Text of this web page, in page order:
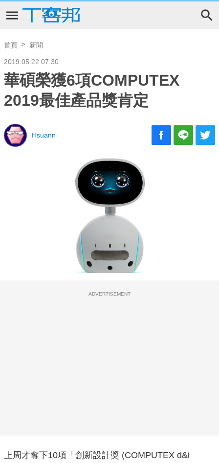
首頁 新聞
2019.05.22 07:30
華碩榮獲6項COMPUTEX
2019最佳產品獎肯定
Hsuann
ADVERTISEMENT
上周才奪下10項「創新設計獎 (COMPUTEX d&i